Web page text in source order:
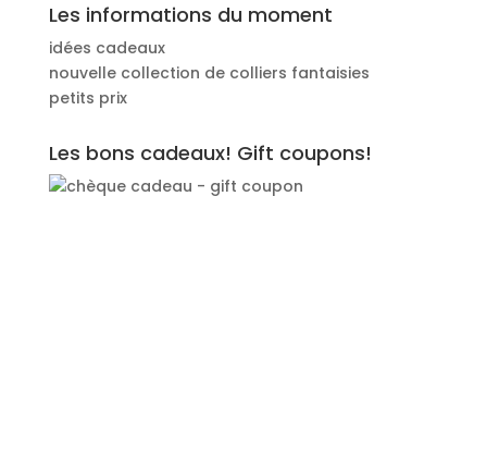
Les informations du moment
idées cadeaux
nouvelle collection de colliers fantaisies
petits prix
Les bons cadeaux! Gift coupons!